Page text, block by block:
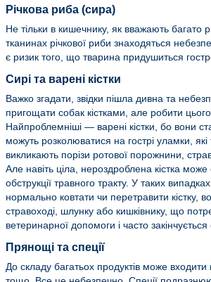
Річкова риба (сира)
Не тільки в кишечнику, як вважають багато
тканинах річкової риби знаходяться
є ризик того, що тварина придушиться
Сирі та варені кістки
Важко згадати, звідки пішла дивна та
пригощати собак кістками, але робити
Найпроблемніші — варені кістки, бо вони
можуть розколюватися на гострі уламки,
викликають порізи ротової порожнини,
Але навіть ціла, нероздроблена кістка
обструкції травного тракту. У таких
нормально ковтати чи перетравити кістку,
стравоході, шлунку або кишківнику, що
ветеринарної допомоги і часто закінчується
Прянощі та спеції
До складу багатьох продуктів може входити